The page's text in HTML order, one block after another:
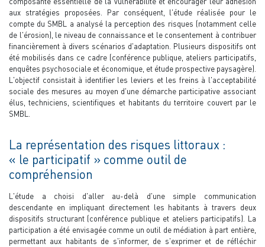
aux stratégies proposées. Par conséquent, l'étude réalisée pour le
compte du SMBL a analysé la perception des risques (notamment celle
de l'érosion), le niveau de connaissance et le consentement à contribuer
financièrement à divers scénarios d'adaptation. Plusieurs dispositifs ont
été mobilisés dans ce cadre (conférence publique, ateliers participatifs,
enquêtes psychosociale et économique, et étude prospective paysagère).
L'objectif consistait à identifier les leviers et les freins à l'acceptabilité
sociale des mesures au moyen d'une démarche participative associant
élus, techniciens, scientifiques et habitants du territoire couvert par le
SMBL.
La représentation des risques littoraux :
« le participatif » comme outil de
compréhension
L'étude a choisi d'aller au-delà d'une simple communication
descendante en impliquant directement les habitants à travers deux
dispositifs structurant (conférence publique et ateliers participatifs). La
participation a été envisagée comme un outil de médiation à part entière,
permettant aux habitants de s'informer, de s'exprimer et de réfléchir